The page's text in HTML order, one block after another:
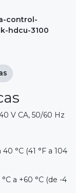
control-
hdcu-3100
V CA, 50/60 Hz
°C (41 °F a 104
a +60 °C (de -4